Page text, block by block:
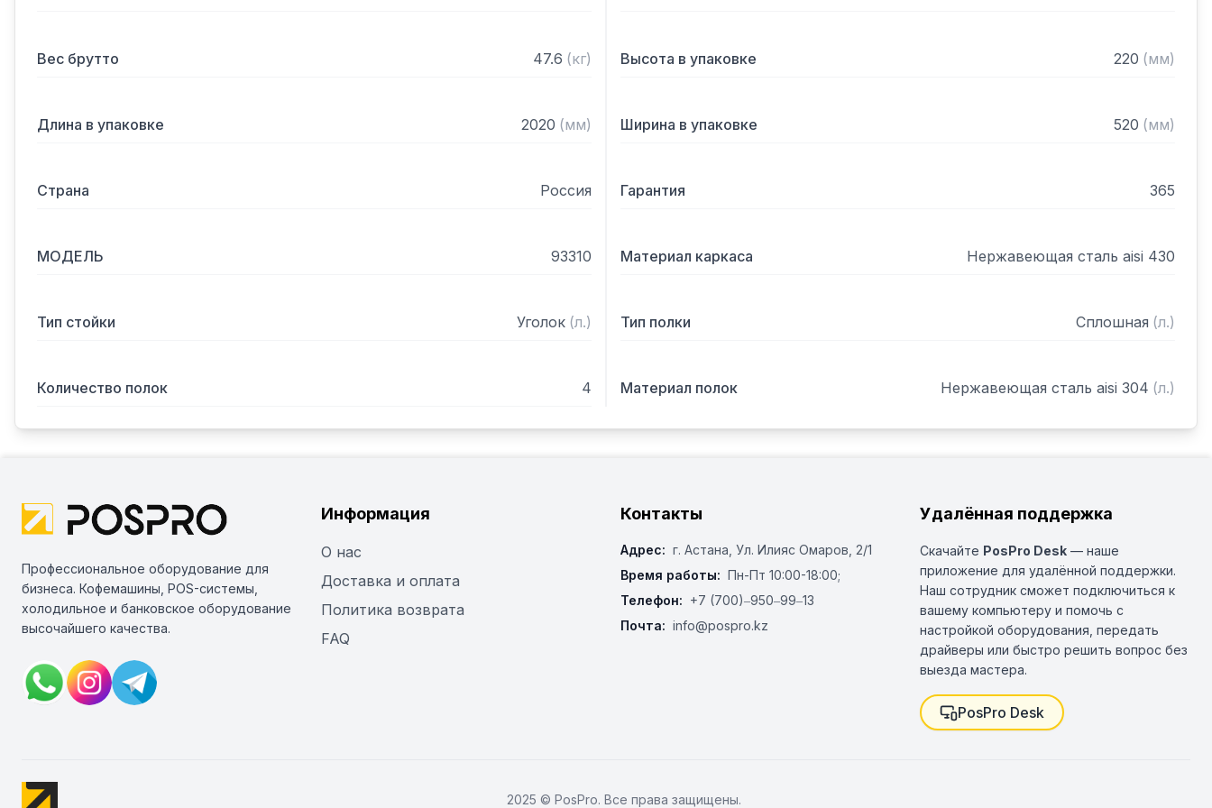
Вес брутто 47.6 (кг) Высота в упаковке 220 (мм)
Длина в упаковке 2020 (мм) Ширина в упаковке 520 (мм)
Страна Россия Гарантия 365
МОДЕЛЬ 93310 Материал каркаса Нержавеющая сталь aisi 430
Тип стойки Уголок (л.) Тип полки Сплошная (л.)
Количество полок 4 Материал полок Нержавеющая сталь aisi 304 (л.)
Профессиональное оборудование для
бизнеса. Кофемашины, POS-системы,
холодильное и банковское оборудование
высочайшего качества.
Информация
О нас
Доставка и оплата
Политика возврата
FAQ
Контакты
Адрес: г. Астана, ​Ул. Илияс Омаров, 2/1
Время работы: Пн-Пт 10:00-18:00;
Телефон: +7 (700)‒950‒99‒13
Почта: info@pospro.kz
Удалённая поддержка
Скачайте PosPro Desk — наше
приложение для удалённой поддержки.
Наш сотрудник сможет подключиться к
вашему компьютеру и помочь с
настройкой оборудования, передать
драйверы или быстро решить вопрос без
выезда мастера.
PosPro Desk
2025 © PosPro. Все права защищены.